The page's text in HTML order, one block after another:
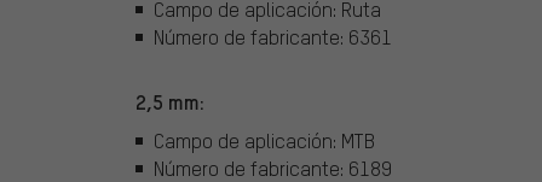
Campo de aplicación: Ruta
Número de fabricante: 6361
2,5 mm:
Campo de aplicación: MTB
Número de fabricante: 6189